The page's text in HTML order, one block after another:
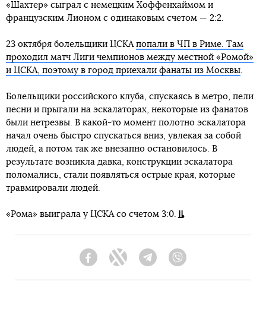
«Шахтер» сыграл с немецким Хоффенхаймом и
французским Лионом с одинаковым счетом — 2:2.
23 октября болельщики ЦСКА попали в ЧП в Риме. Там
проходил матч Лиги чемпионов между местной «Ромой»
и ЦСКА, поэтому в город приехали фанаты из Москвы.
Болельщики российского клуба, спускаясь в метро, пели
песни и прыгали на эскалаторах, некоторые из фанатов
были нетрезвы. В какой-то момент полотно эскалатора
начал очень быстро спускаться вниз, увлекая за собой
людей, а потом так же внезапно остановилось. В
результате возникла давка, конструкции эскалатора
поломались, стали появляться острые края, которые
травмировали людей.
«Рома» выиграла у ЦСКА со счетом 3:0.
FacebookTwitter Telegram